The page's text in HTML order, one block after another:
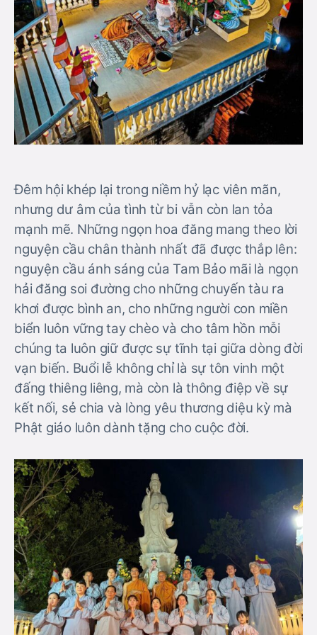
Đêm hội khép lại trong niềm hỷ lạc viên mãn,
nhưng dư âm của tình từ bi vẫn còn lan tỏa
mạnh mẽ. Những ngọn hoa đăng mang theo lời
nguyện cầu chân thành nhất đã được thắp lên:
nguyện cầu ánh sáng của Tam Bảo mãi là ngọn
hải đăng soi đường cho những chuyến tàu ra
khơi được bình an, cho những người con miền
biển luôn vững tay chèo và cho tâm hồn mỗi
chúng ta luôn giữ được sự tĩnh tại giữa dòng đời
vạn biến. Buổi lễ không chỉ là sự tôn vinh một
đấng thiêng liêng, mà còn là thông điệp về sự
kết nối, sẻ chia và lòng yêu thương diệu kỳ mà
Phật giáo luôn dành tặng cho cuộc đời.